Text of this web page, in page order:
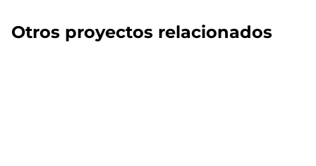
Otros proyectos relacionados